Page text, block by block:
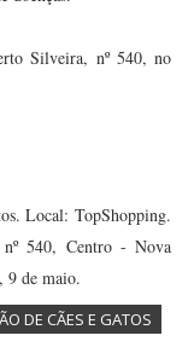
Silveira, nº 540, no
Local: TopShopping.
540, Centro - Nova
9 de maio.
DE CÃES E GATOS